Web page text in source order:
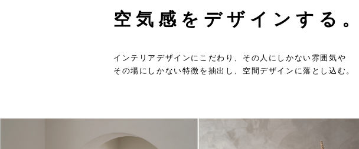
空気感をデザインする。
インテリアデザインにこだわり、その人にしかない雰囲気や
その場にしかない特徴を抽出し、空間デザインに落とし込む。